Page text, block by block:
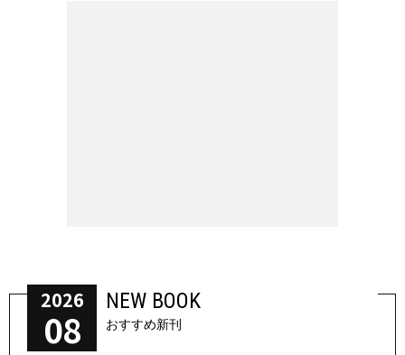
2026
08
NEW BOOK
おすすめ新刊